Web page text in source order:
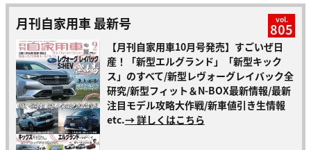
月刊自家用車 最新号 vol.
805
【月刊自家用車10月号発売】すごいぜ日
産！「新型エルグランド」「新型キック
ス」のすべて/新型レヴォーグレイバック全
研究/新型フィット＆N-BOX最新情報/最新
注目モデル攻略大作戦/新車値引き生情報
etc.→ 詳しくはこちら